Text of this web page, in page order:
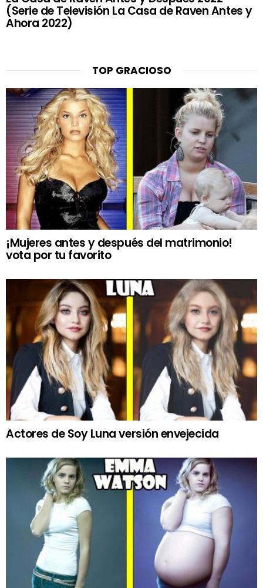
(Serie de Televisión La Casa de Raven Antes y
Ahora 2022)
TOP GRACIOSO
¡Mujeres antes y después del matrimonio!
vota por tu favorito
Actores de Soy Luna versión envejecida